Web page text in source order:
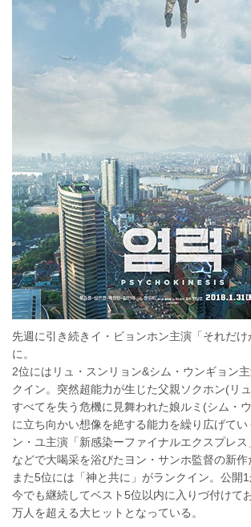
先週に引き続きイ・ビョンホン主演「それだ
に。
2位にはリュ・スンリョン&シム・ウンギョン
クイン。突然超能力が生じた父親ソクホン(リ
すべてを失う危機に見舞われた娘ルミ(シム・
に立ち向かい想像を絶する能力を繰り広げてい
ン・ユ主演「新感染ーファイナルエクスプレ
などで大喝采を浴びたヨン・サンホ監督の新作
また5位には「神と共に」がランクイン。公開
今でも継続してベスト5位以内に入りづ付けて
万人を超える大ヒットとなっている。